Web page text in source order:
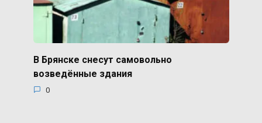
В Брянске снесут самовольно
возведённые здания
0